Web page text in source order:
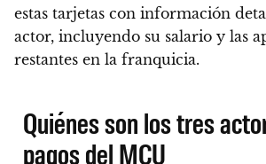
estas tarjetas con información
actor, incluyendo su salario y las
restantes en la franquicia.
Quiénes son los tres
pagos del MCU